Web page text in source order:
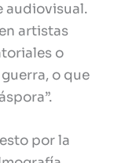
audiovisual.
artistas
o
o que
por la